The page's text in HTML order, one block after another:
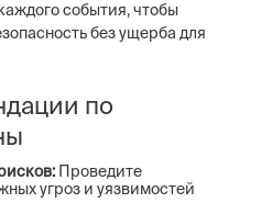
события, чтобы
без ущерба для
по
Проведите
угроз и уязвимостей